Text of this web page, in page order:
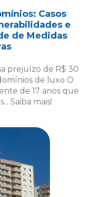
de 17 anos que
Saiba mais!